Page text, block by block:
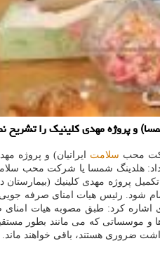
و پروژه مهدی كلینیك را تشریح
محب سلامت ایرانیان) و پروژه
هلدینگ شمسا یا شركت محب
پروژه مهدی كلینیك (بیمارستان
شود. رئیس هیات امنای صرفه
اشاره كرد: طبق مصوبه هیات
موسساتی كه می مانند بطور
ضروری هستند، باقی خواهند ماند.